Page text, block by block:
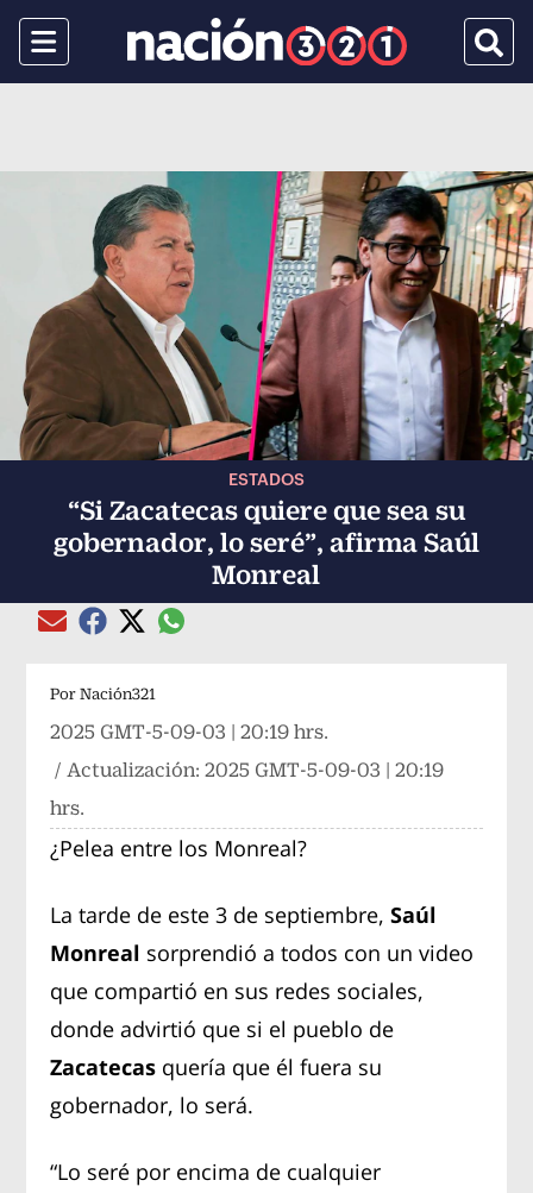
Menu
ESTADOS
“Si Zacatecas quiere que sea su
gobernador, lo seré”, afirma Saúl
Monreal
Compartir el artículo actual mediante Email
Compartir el artículo actual mediante Facebook
Compartir el artículo actual mediante Twitter
Compartir el artículo actual mediante
Por Nación321
2025 GMT-5-09-03 | 20:19 hrs.
/ Actualización:2025 GMT-5-09-03 | 20:19
hrs.
¿Pelea entre los Monreal?
La tarde de este 3 de septiembre,Saúl
Monreal sorprendió a todos con un video
que compartió en sus redes sociales,
donde advirtió que si el pueblo de
Zacatecas quería que él fuera su
gobernador, lo será.
“Lo seré por encima de cualquier